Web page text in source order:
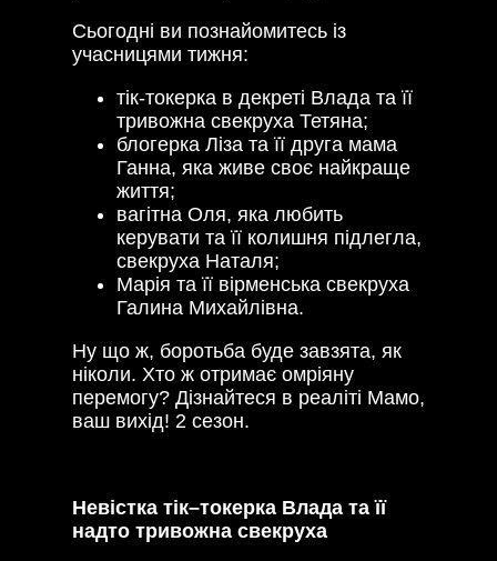
Сьогодні ви познайомитесь із
учасницями тижня:
тік-токерка в декреті Влада та її
тривожна свекруха Тетяна;
блогерка Ліза та її друга мама
Ганна, яка живе своє найкраще
життя;
вагітна Оля, яка любить
керувати та її колишня підлегла,
свекруха Наталя;
Марія та її вірменська свекруха
Галина Михайлівна.
Ну що ж, боротьба буде завзята, як
ніколи. Хто ж отримає омріяну
перемогу? Дізнайтеся в реаліті Мамо,
ваш вихід! 2 сезон.
Невістка тік–токерка Влада та її
надто тривожна свекруха